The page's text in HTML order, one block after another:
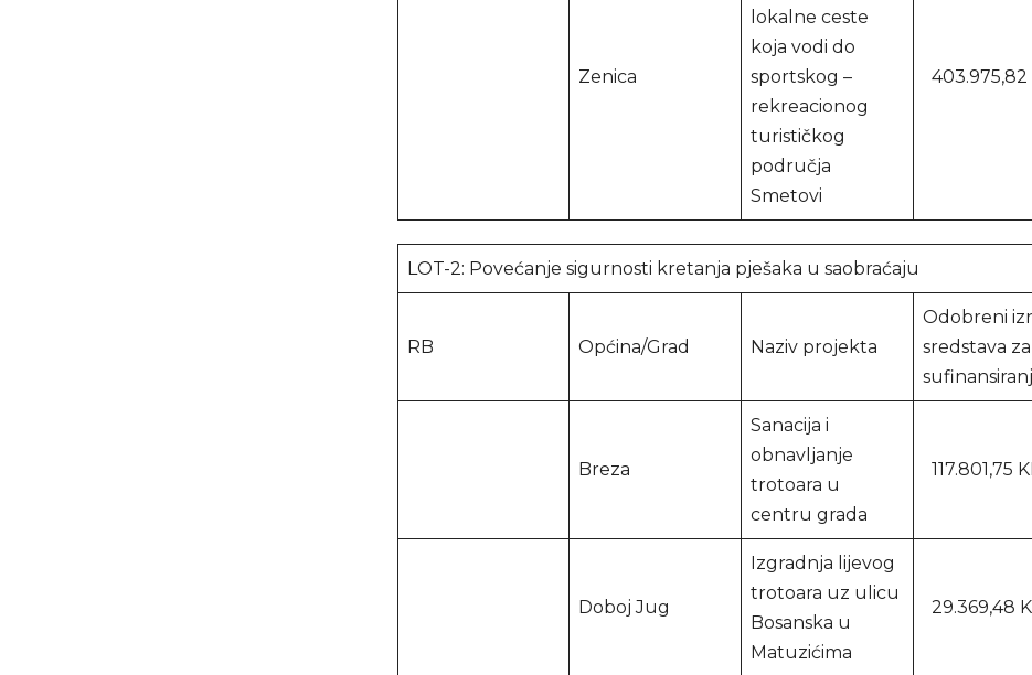
Zenica
lokalne ceste
koja vodi do
sportskog –
rekreacionog
turističkog
područja
Smetovi
403.975,82
LOT-2: Povećanje sigurnosti kretanja pješaka u saobraćaju
RB Općina/Grad Naziv projekta
Odobreni
sredstava za
Breza
Sanacija i
obnavljanje
trotoara u
centru grada
117.801,75
Doboj Jug
Izgradnja lijevog
trotoara uz ulicu
Bosanska u
Matuzićima
29.369,48